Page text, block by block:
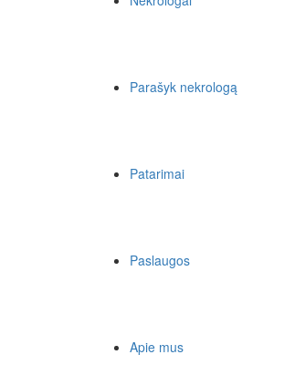
Parašyk nekrologą
Patarimai
Paslaugos
Apie mus